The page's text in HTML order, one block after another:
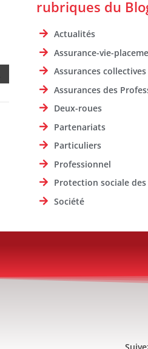
rubriques du
Actualités
Assurance-vie-
Assurances collectives
Assurances des
Deux-roues
Partenariats
Particuliers
Professionnel
Protection sociale
Société